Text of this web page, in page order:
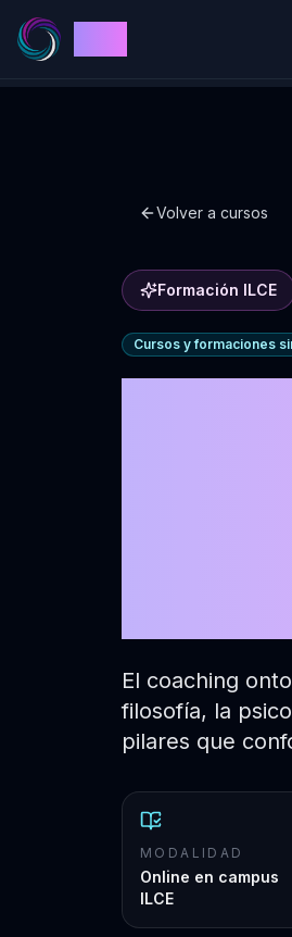
Volver a cursos
Formación ILCE
Cursos y formaciones
El coaching
filosofía, la
pilares que
MODALIDAD
Online en campus
ILCE